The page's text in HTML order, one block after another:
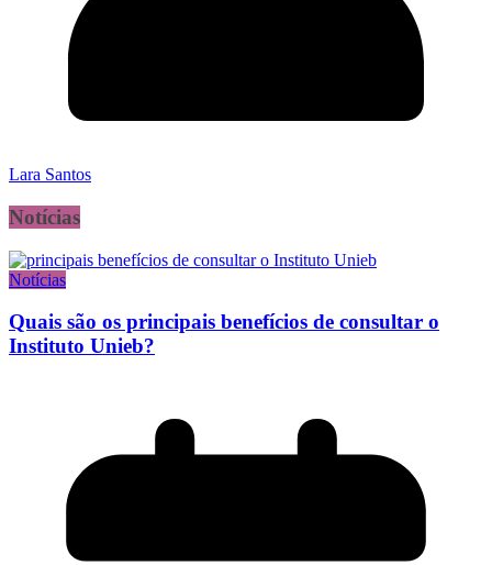
Lara Santos
Notícias
Notícias
Quais são os principais benefícios de consultar o
Instituto Unieb?